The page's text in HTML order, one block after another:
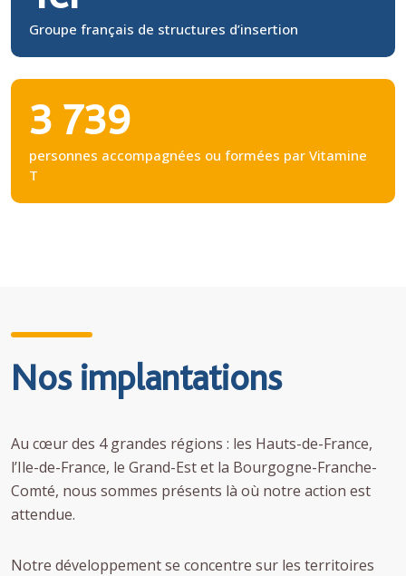
Groupe français de structures d’insertion
3 739
personnes accompagnées ou formées par Vitamine
T
Nos implantations
Au cœur des 4 grandes régions : les Hauts-de-France,
l’Ile-de-France, le Grand-Est et la Bourgogne-Franche-
Comté, nous sommes présents là où notre action est
attendue.
Notre développement se concentre sur les territoires